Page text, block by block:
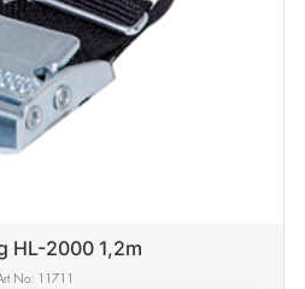
HL-2000 1,2m
11711